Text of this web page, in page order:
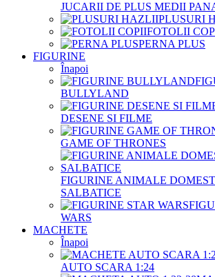
JUCARII DE PLUS MEDII
PLUSURI
FOTOLII
PERNA PLUS
FIGURINE
Înapoi
BULLYLAND
DESENE SI FILME
GAME OF THRONES
FIGURINE ANIMALE
SALBATICE
WARS
MACHETE
Înapoi
AUTO SCARA 1:24